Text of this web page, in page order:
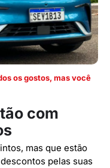
os gostos, mas você
com
mas que estão
pelas suas